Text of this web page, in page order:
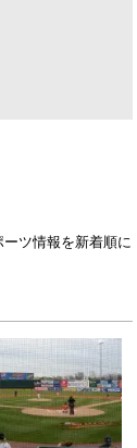
ツ情報を新着順に